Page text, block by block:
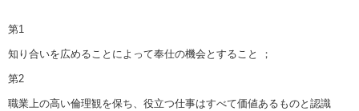
第1
知り合いを広めることによって奉仕の機会とすること ；
第2
職業上の高い倫理観を保ち、役立つ仕事はすべて価値あるものと認識